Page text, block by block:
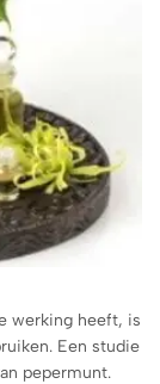
werking heeft, is
Een studie
pepermunt.